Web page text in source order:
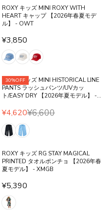
N
O
O
N
S
L
E
F
O
R
¥
3
0
8
E
¥
5
,
5
0
0
,
N
O
O
N
S
L
E
F
O
¥
4
L
A
P
I
E
¥
5
,
5
0
0
N
O
O
N
S
ROXY キッズ MINI ROXY WITH
HEART キャップ 【2026年春夏モデ
ル】 - OWT
R
E
G
L
A
P
I
E
¥
3
,
8
5
0
¥3,850
30%OFF
ROXY キッズ MINI HISTORICAL LINE
PANTS ラッシュパンツ/UVカッ
ト/EASY DRY 【2026年夏モデル】 -
R
E
G
L
A
P
I
¥4,620¥6,600
ROXY キッズ RG STAY MAGICAL
PRINTED タオルポンチョ 【2026年春
夏モデル】 - XMGB
R
E
G
¥5,390